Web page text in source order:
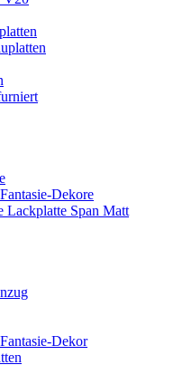
Dekore
Lackplatte Span Matt
Dekor